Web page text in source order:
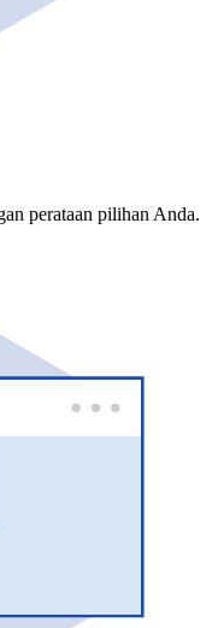
perataan pilihan Anda.